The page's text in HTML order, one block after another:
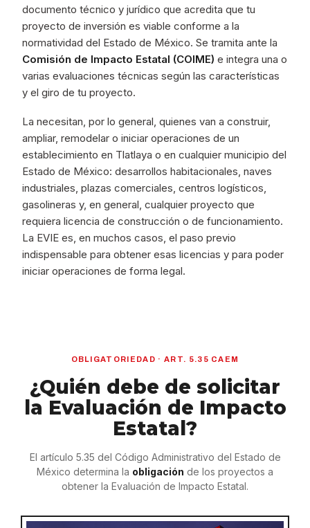
documento técnico y jurídico que acredita que tu
proyecto de inversión es viable conforme a la
normatividad del Estado de México. Se tramita ante la
Comisión de Impacto Estatal (COIME) e integra una o
varias evaluaciones técnicas según las características
y el giro de tu proyecto.
La necesitan, por lo general, quienes van a construir,
ampliar, remodelar o iniciar operaciones de un
establecimiento en Tlatlaya o en cualquier municipio del
Estado de México: desarrollos habitacionales, naves
industriales, plazas comerciales, centros logísticos,
gasolineras y, en general, cualquier proyecto que
requiera licencia de construcción o de funcionamiento.
La EVIE es, en muchos casos, el paso previo
indispensable para obtener esas licencias y para poder
iniciar operaciones de forma legal.
OBLIGATORIEDAD · ART. 5.35 CAEM
¿Quién debe de solicitar
la Evaluación de Impacto
Estatal?
El artículo 5.35 del Código Administrativo del Estado de
México determina la obligación de los proyectos a
obtener la Evaluación de Impacto Estatal.